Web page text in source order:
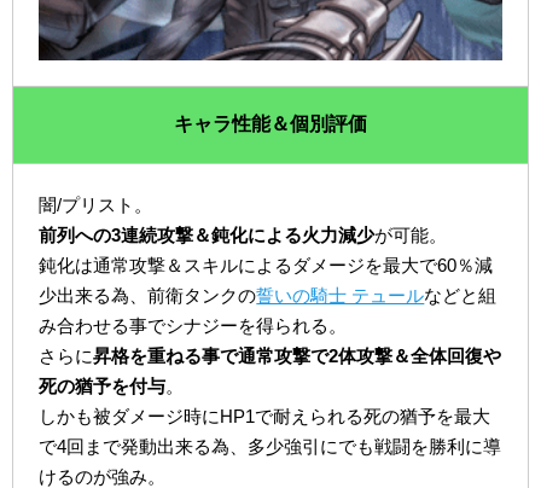
キャラ性能＆個別評価
闇/プリスト。
前列への3連続攻撃＆鈍化による火力減少が可能。
鈍化は通常攻撃＆スキルによるダメージを最大で60％減
少出来る為、前衛タンクの誓いの騎士 テュールなどと組
み合わせる事でシナジーを得られる。
さらに昇格を重ねる事で通常攻撃で2体攻撃＆全体回復や
死の猶予を付与。
しかも被ダメージ時にHP1で耐えられる死の猶予を最大
で4回まで発動出来る為、多少強引にでも戦闘を勝利に導
けるのが強み。